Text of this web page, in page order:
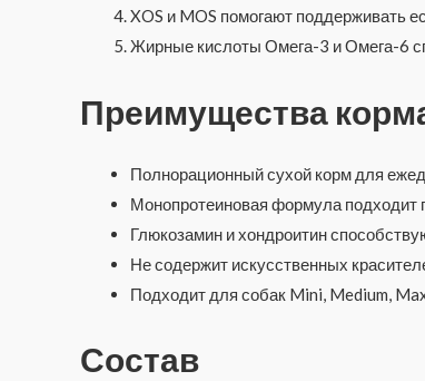
XOS и MOS помогают поддерживать
Жирные кислоты Омега-3 и Омега-6
Преимущества
Полнорационный сухой корм для
Монопротеиновая формула подходит
Глюкозамин и хондроитин
Не содержит искусственных
Подходит для собак Mini, Medium,
Состав